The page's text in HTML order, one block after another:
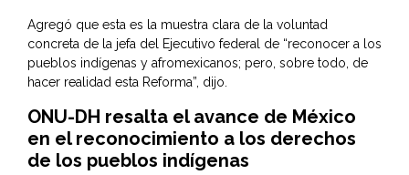
Agregó que esta es la muestra clara de la voluntad
concreta de la jefa del Ejecutivo federal de “reconocer a los
pueblos indígenas y afromexicanos; pero, sobre todo, de
hacer realidad esta Reforma”, dijo.
ONU-DH resalta el avance de México
en el reconocimiento a los derechos
de los pueblos indígenas